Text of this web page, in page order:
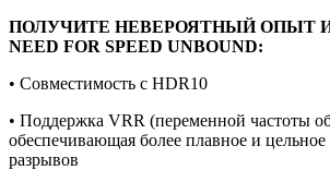
ПОЛУЧИТЕ НЕВЕРОЯТНЫЙ ОПЫТ
NEED FOR SPEED UNBOUND:
• Совместимость с HDR10
• Поддержка VRR (переменной частоты
обеспечивающая более плавное и цельное
разрывов